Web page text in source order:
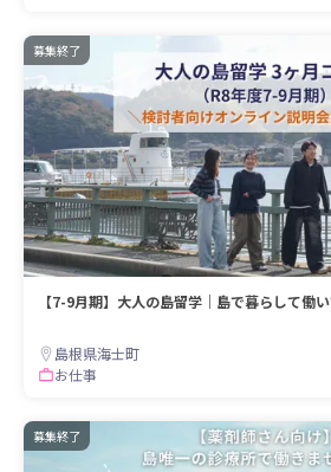
募集終了
【7-9月期】大人の島留学｜島で暮らして働
島根県海士町
お仕事
募集終了